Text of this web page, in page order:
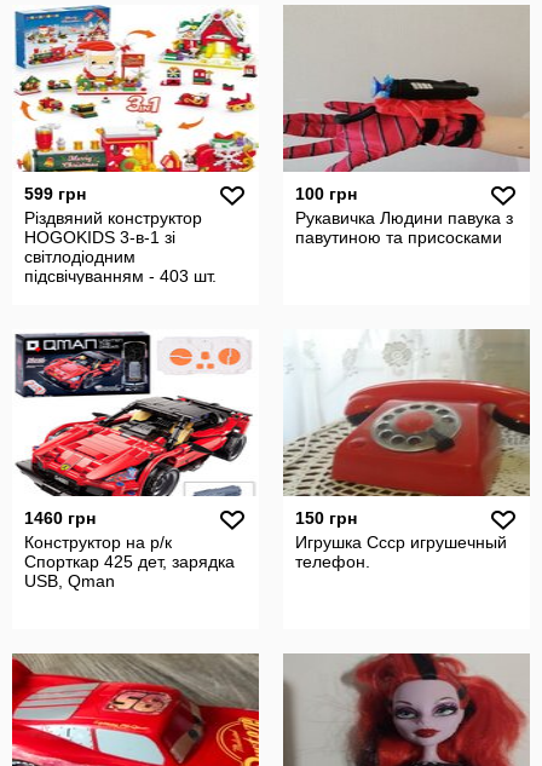
599 грн
Різдвяний конструктор
HOGOKIDS 3-в-1 зі
світлодіодним
підсвічуванням - 403 шт.
100 грн
Рукавичка Людини павука з
павутиною та присосками
1460 грн
Конструктор на р/к
Спорткар 425 дет, зарядка
USB, Qman
150 грн
Игрушка Ссср игрушечный
телефон.